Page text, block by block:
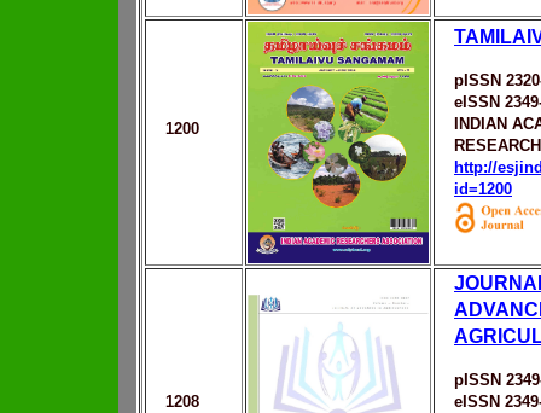
1200
pISSN
eISSN
INDIAN
http://
id=1200
1208
pISSN
eISSN